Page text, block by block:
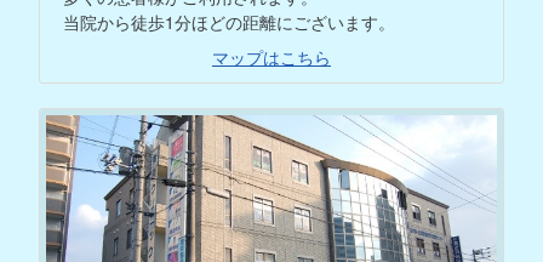
当院から徒歩1分ほどの距離にございます。
マップはこちら